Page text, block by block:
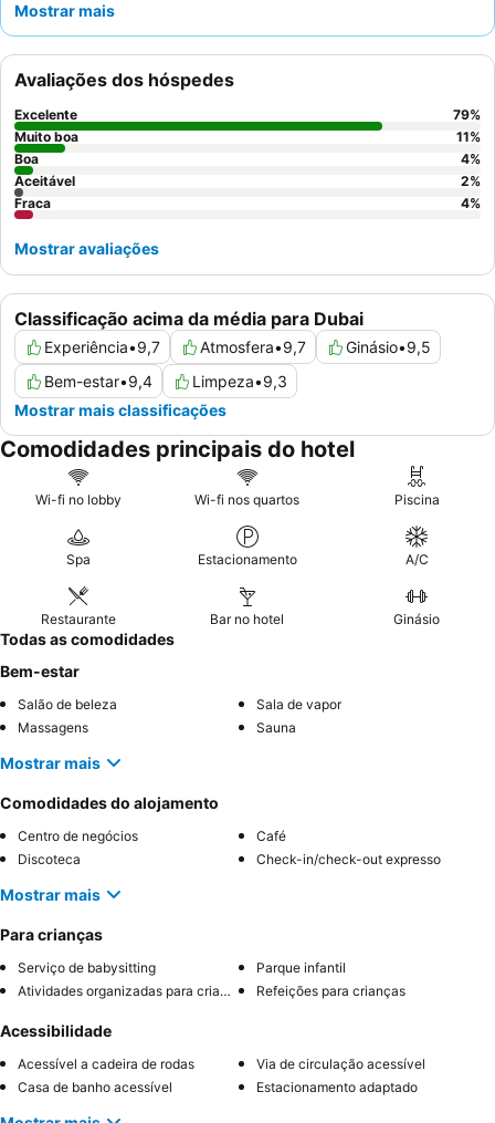
espaçosapiscina
hóspedes elogiam consistentemente os funcionários atenciosos
e simpáticos, e o extensobuffet de pequeno-almoço
característica de destaque com diversas opções culinárias. Para
uma estadia verdadeiramente melhorada, considere reservar
um pacote que inclua pequeno-almoço e créditos de spa,
oferecendo um valor excecional.
Mostrar mais
Classificação acima da média para Dubai
Experiência•9,7 Atmosfera•9,7 Ginásio•9,5
Bem-estar•9,4 Limpeza•9,3
Mostrar mais classificações
Avaliações dos hóspedes
Excelente 79%
Muito boa
11%
Boa
4%
Aceitável
2%
Fraca
4%
Mostrar avaliações
Comodidades principais do hotel
Wi-fi no lobby Wi-fi nos quartos Piscina
Spa Estacionamento A/C
Restaurante Bar no hotel Ginásio
Todas as comodidades
Bem-estar
Salão de beleza
Sala de vapor
Massagens
Sauna
Mostrar mais
Comodidades do alojamento
Centro de negócios
Café
Discoteca
Check-in/check-out expresso
Mostrar mais
Para crianças
Serviço de babysitting
Parque infantil
Atividades organizadas para crianças
Refeições para crianças
Acessibilidade
Acessível a cadeira de rodas
Via de circulação acessível
Casa de banho acessível
Estacionamento adaptado